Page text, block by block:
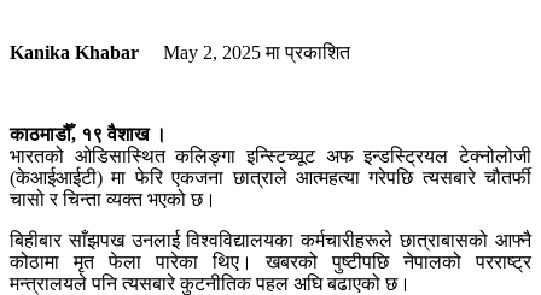
Kanika Khabar May 2, 2025मा प्रकाशित
काठमाडौँ, १९ वैशाख ।
भारतको ओडिसास्थित कलिङ्गा इन्स्टिच्यूट अफ इन्डस्ट्रियल टेक्नोलोजी
(केआईआईटी) मा फेरि एकजना छात्राले आत्महत्या गरेपछि त्यसबारे चौतर्फी
चासो र चिन्ता व्यक्त भएको छ।
बिहीबार साँझपख उनलाई विश्वविद्यालयका कर्मचारीहरूले छात्राबासको आफ्नै
कोठामा मृत फेला पारेका थिए। खबरको पुष्टीपछि नेपालको परराष्ट्र
मन्त्रालयले पनि त्यसबारे कुटनीतिक पहल अघि बढाएको छ।